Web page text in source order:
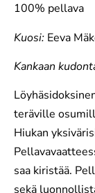
100% pellava
Kuosi: Eeva
Kankaan
teräville
Hiukan
saa kiristää.
sekä